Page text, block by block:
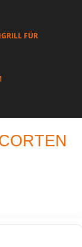
FÜR